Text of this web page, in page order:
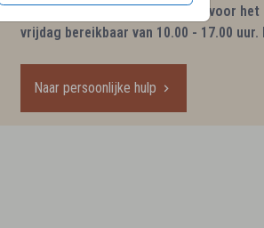
als jullie willen wij dat de kaart voor
vrijdag bereikbaar van 10.00 - 17.00
Naar persoonlijke hulp